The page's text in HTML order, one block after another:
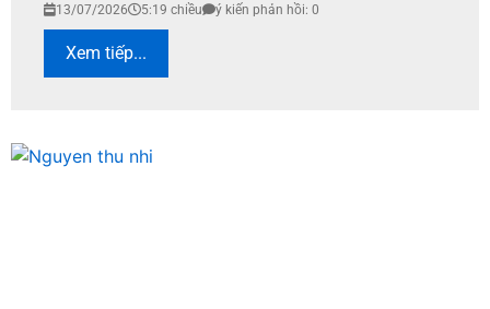
13/07/2026 5:19 chiều ý kiến phản hồi: 0
Xem tiếp...